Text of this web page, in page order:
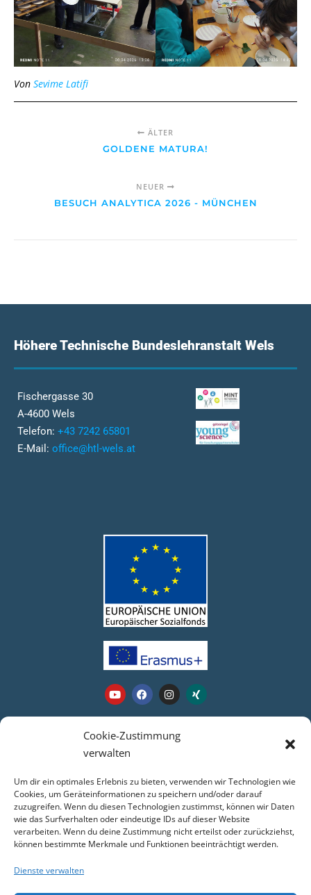
Cookie-Zustimmung
verwalten
Um dir ein optimales Erlebnis zu bieten, verwenden wir Technologien wie
Cookies, um Geräteinformationen zu speichern und/oder darauf
zuzugreifen. Wenn du diesen Technologien zustimmst, können wir Daten
wie das Surfverhalten oder eindeutige IDs auf dieser Website
verarbeiten. Wenn du deine Zustimmung nicht erteilst oder zurückziehst,
können bestimmte Merkmale und Funktionen beeinträchtigt werden.
Dienste verwalten
Von Sevime Latifi
ÄLTER
GOLDENE MATURA!
NEUER
BESUCH ANALYTICA 2026 - MÜNCHEN
Höhere Technische Bundeslehranstalt Wels
Fischergasse 30
A-4600 Wels
Telefon: +43 7242 65801
E-Mail: office@htl-wels.at
Kontakt
Impressum
Datenschutz
COOKIE-RICHTLINIE (EU)